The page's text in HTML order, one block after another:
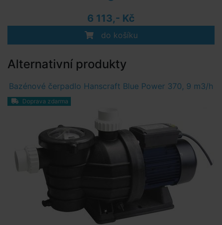
6 113,- Kč
do košíku
Alternativní produkty
Bazénové čerpadlo Hanscraft Blue Power 370, 9 m3/h
Doprava zdarma